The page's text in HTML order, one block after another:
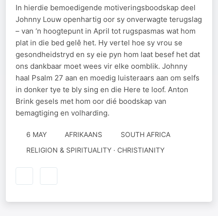
In hierdie bemoedigende motiveringsboodskap deel
Johnny Louw openhartig oor sy onverwagte terugslag
– van ‘n hoogtepunt in April tot rugspasmas wat hom
plat in die bed gelê het. Hy vertel hoe sy vrou se
gesondheidstryd en sy eie pyn hom laat besef het dat
ons dankbaar moet wees vir elke oomblik. Johnny
haal Psalm 27 aan en moedig luisteraars aan om selfs
in donker tye te bly sing en die Here te loof. Anton
Brink gesels met hom oor dié boodskap van
bemagtiging en volharding.
6 MAY AFRIKAANS
SOUTH AFRICA
RELIGION & SPIRITUALITY · CHRISTIANITY